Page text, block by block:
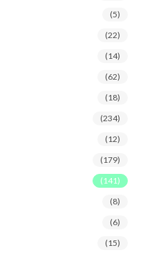
(5)
(22)
(14)
(62)
(18)
(234)
(12)
(179)
(141)
(8)
(6)
(15)